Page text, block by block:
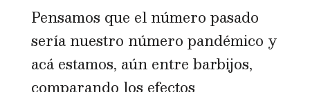
Pensamos que el número pasado
sería nuestro número pandémico y
acá estamos, aún entre barbijos,
comparando los efectos